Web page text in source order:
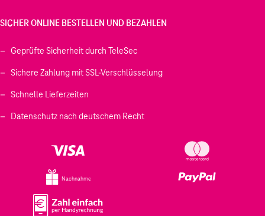
SICHER ONLINE BESTELLEN UND BEZAHLEN
Geprüfte Sicherheit durch TeleSec
Sichere Zahlung mit SSL-Verschlüsselung
Schnelle Lieferzeiten
Datenschutz nach deutschem Recht
Nachnahme